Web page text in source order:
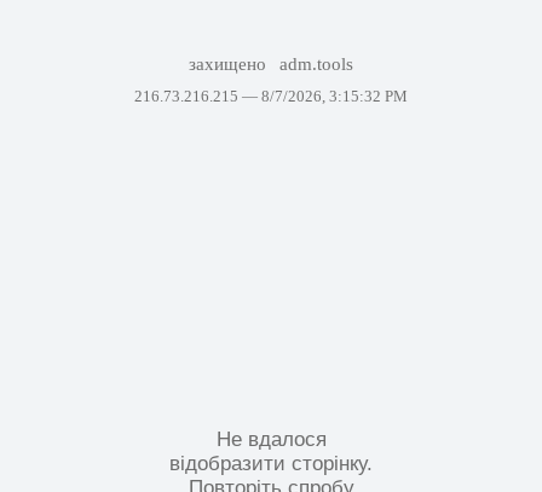
захищено adm.tools
216.73.216.215 — 8/7/2026, 3:15:32 PM
Не вдалося
відобразити сторінку.